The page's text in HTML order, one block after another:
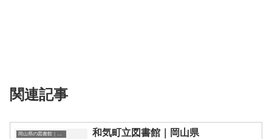
関連記事
岡山県の図書館｜勉強できる場所 和気町立図書館｜岡山県